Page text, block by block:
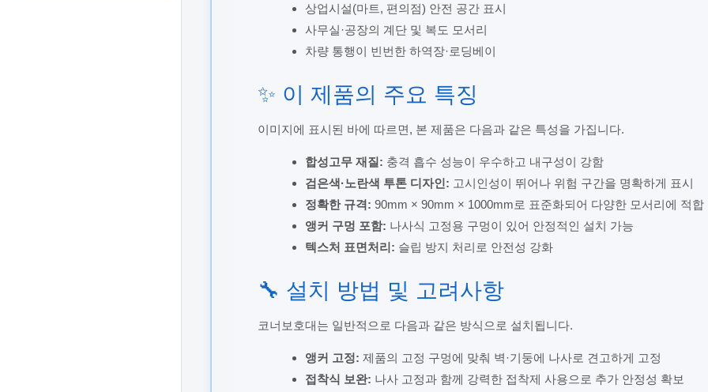
상업시설(마트, 편의점) 안전 공간 표시
사무실·공장의 계단 및 복도 모서리
차량 통행이 빈번한 하역장·로딩베이
✨ 이 제품의 주요 특징
이미지에 표시된 바에 따르면, 본 제품은 다음과 같은 특성을 가집니다.
합성고무 재질: 충격 흡수 성능이 우수하고 내구성이 강함
검은색·노란색 투톤 디자인: 고시인성이 뛰어나 위험 구간을 명확하게 표시
정확한 규격: 90mm × 90mm × 1000mm로 표준화되어 다양한 모서리에 적합
앵커 구멍 포함: 나사식 고정용 구멍이 있어 안정적인 설치 가능
텍스처 표면처리: 슬립 방지 처리로 안전성 강화
🔧 설치 방법 및 고려사항
코너보호대는 일반적으로 다음과 같은 방식으로 설치됩니다.
앵커 고정: 제품의 고정 구멍에 맞춰 벽·기둥에 나사로 견고하게 고정
접착식 보완: 나사 고정과 함께 강력한 접착제 사용으로 추가 안정성 확보